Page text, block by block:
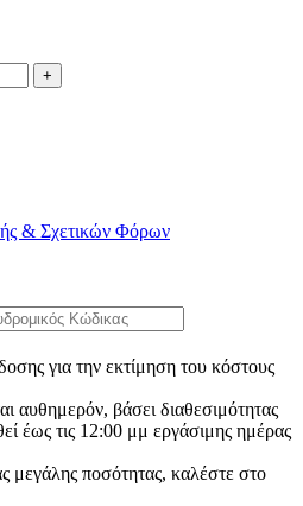
+
& Σχετικών Φόρων
για την εκτίμηση του κόστους
αυθημερόν, βάσει διαθεσιμότητας
έως τις 12:00 μμ εργάσιμης ημέρας
μεγάλης ποσότητας, καλέστε στο